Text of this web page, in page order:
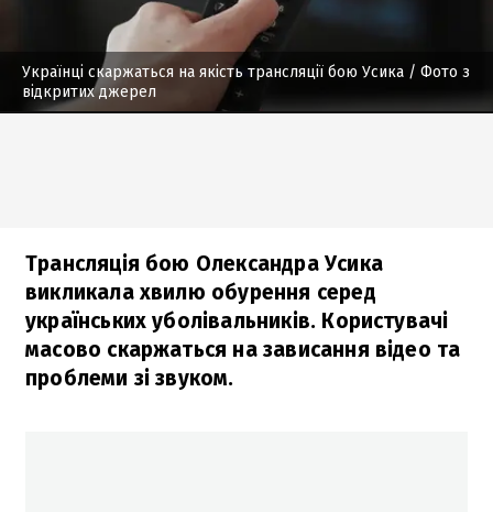
Українці скаржаться на якість трансляції бою Усика / Фото з
відкритих джерел
Трансляція бою Олександра Усика
викликала хвилю обурення серед
українських уболівальників. Користувачі
масово скаржаться на зависання відео та
проблеми зі звуком.